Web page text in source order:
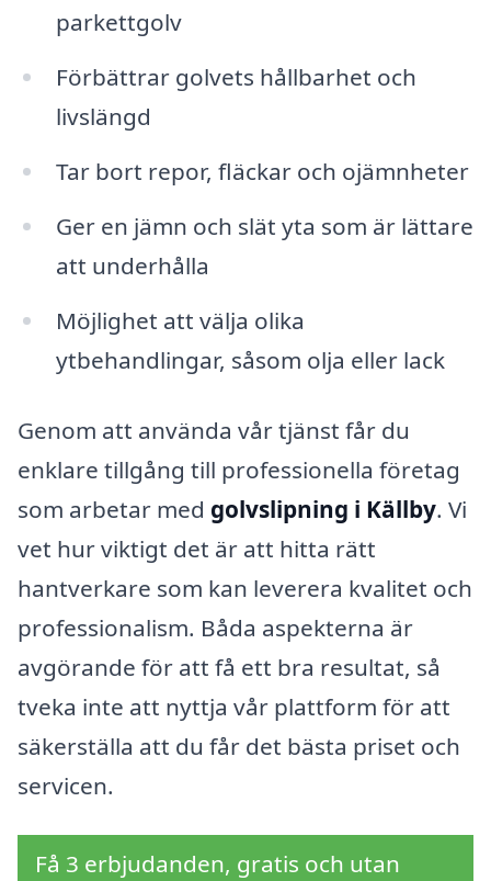
parkettgolv
Förbättrar golvets hållbarhet och
livslängd
Tar bort repor, fläckar och ojämnheter
Ger en jämn och slät yta som är lättare
att underhålla
Möjlighet att välja olika
ytbehandlingar, såsom olja eller lack
Genom att använda vår tjänst får du
enklare tillgång till professionella företag
som arbetar med golvslipning i Källby. Vi
vet hur viktigt det är att hitta rätt
hantverkare som kan leverera kvalitet och
professionalism. Båda aspekterna är
avgörande för att få ett bra resultat, så
tveka inte att nyttja vår plattform för att
säkerställa att du får det bästa priset och
servicen.
Få 3 erbjudanden, gratis och utan